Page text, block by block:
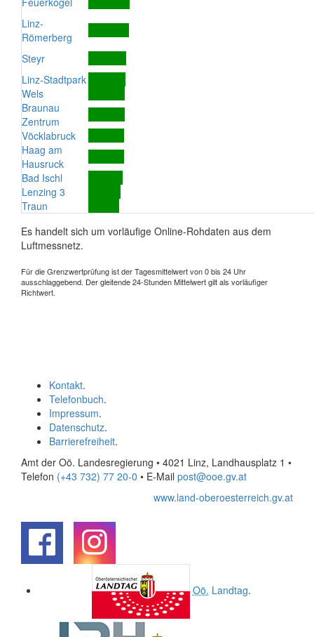
Linz-
Römerberg
Steyr
Linz-Stadtpark
Wels
Braunau
Zentrum
Vöcklabruck
Haag am
Hausruck
Bad Ischl
Lenzing 3
Traun
Es handelt sich um vorläufige Online-Rohdaten aus dem
Luftmessnetz.
Für die Grenzwertprüfung ist der Tagesmittelwert von 0 bis 24 Uhr
ausschlaggebend. Der gleitende 24-Stunden Mittelwert gilt als vorläufiger
Richtwert.
Kontakt.
Telefonbuch.
Impressum.
Datenschutz.
Barrierefreiheit.
Amt der Oö. Landesregierung • 4021 Linz, Landhausplatz 1 •
Telefon (+43 732) 77 20-0 • E-Mail post@ooe.gv.at
www.land-oberoesterreich.gv.at
Oö. Landtag.